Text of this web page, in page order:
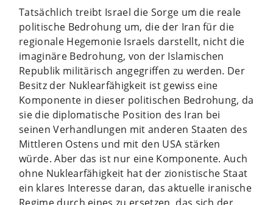
Tatsächlich treibt Israel die Sorge um die reale
politische Bedrohung um, die der Iran für die
regionale Hegemonie Israels darstellt, nicht die
imaginäre Bedrohung, von der Islamischen
Republik militärisch angegriffen zu werden. Der
Besitz der Nuklearfähigkeit ist gewiss eine
Komponente in dieser politischen Bedrohung, da
sie die diplomatische Position des Iran bei
seinen Verhandlungen mit anderen Staaten des
Mittleren Ostens und mit den USA stärken
würde. Aber das ist nur eine Komponente. Auch
ohne Nuklearfähigkeit hat der zionistische Staat
ein klares Interesse daran, das aktuelle iranische